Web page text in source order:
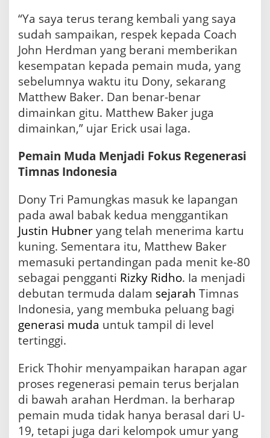
“Ya saya terus terang kembali yang saya
sudah sampaikan, respek kepada Coach
John Herdman yang berani memberikan
kesempatan kepada pemain muda, yang
sebelumnya waktu itu Dony, sekarang
Matthew Baker. Dan benar-benar
dimainkan gitu. Matthew Baker juga
dimainkan,” ujar Erick usai laga.
Pemain Muda Menjadi Fokus Regenerasi
Timnas Indonesia
Dony Tri Pamungkas masuk ke lapangan
pada awal babak kedua menggantikan
Justin Hubneryang telah menerima kartu
kuning. Sementara itu, Matthew Baker
memasuki pertandingan pada menit ke-80
sebagai pengganti Rizky Ridho. Ia menjadi
debutan termuda dalam sejarah Timnas
Indonesia, yang membuka peluang bagi
generasi muda untuk tampil di level
tertinggi.
Erick Thohir menyampaikan harapan agar
proses regenerasi pemain terus berjalan
di bawah arahan Herdman. Ia berharap
pemain muda tidak hanya berasal dari U-
19, tetapi juga dari kelompok umur yang